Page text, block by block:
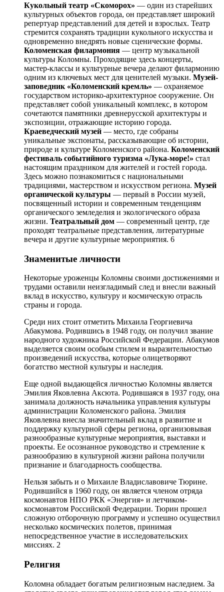
Кукольный театр «Скоморох» — один из старейших
культурных объектов города, он представляет широкий
репертуар представлений для детей и взрослых. Театр
стремится сохранять традиции кукольного искусства и
одновременно внедрять новые сценические формы.
Коломенская филармония — центр музыкальной
культуры Коломны. Проходящие здесь концерты,
мастер-классы и культурные вечера делают филармонию
одним из ключевых мест для ценителей музыки. Музей-
заповедник «Коломенский кремль» — охраняемое
государством историко-архитектурное сооружение. Он
представляет собой уникальный комплекс, в котором
сочетаются памятники древнерусской архитектуры и
экспозиции, отражающие историю города.
Краеведческий музей — место, где собраны
уникальные экспонаты, рассказывающие об истории,
природе и культуре Коломенского района. Коломенский
фестиваль событийного туризма «Лука-море!» стал
настоящим праздником для жителей и гостей города.
Здесь можно познакомиться с национальными
традициями, мастерством и искусством региона. Музей
органической культуры — первый в России музей,
посвященный истории и современным тенденциям
органического земледелия и экологического образа
жизни. Театральный дом — современный центр, где
проходят театральные представления, литературные
вечера и другие культурные мероприятия. 6
Знаменитые личности
Некоторые уроженцы Коломны своими достижениями и
трудами оставили неизгладимый след и внесли важный
вклад в искусство, культуру и космическую отрасль
страны и города.
Среди них стоит отметить Михаила Георгиевича
Абакумова. Родившись в 1948 году, он получил звание
народного художника Российской Федерации. Абакумов
выделяется своим особым стилем и выразительностью
произведений искусства, которые олицетворяют
богатство местной культуры и наследия.
Еще одной выдающейся личностью Коломны является
Эмилия Яковлевна Аксюта. Родившаяся в 1937 году, она
занимала должность начальника управления культуры
администрации Коломенского района. Эмилия
Яковлевна внесла значительный вклад в развитие и
поддержку культурной сферы региона, организовывая
разнообразные культурные мероприятия, выставки и
проекты. Ее осознанное руководство и стремление к
разнообразию в культурной жизни района получили
признание и благодарность сообщества.
Нельзя забыть и о Михаиле Владиславовиче Тюрине.
Родившийся в 1960 году, он является членом отряда
космонавтов НПО РКК «Энергия» и летчиком-
космонавтом Российской Федерации. Тюрин прошел
сложную отборочную программу и успешно осуществил
несколько космических полетов, принимая
непосредственное участие в исследовательских
миссиях. 2
Религия
Коломна обладает богатым религиозным наследием. За